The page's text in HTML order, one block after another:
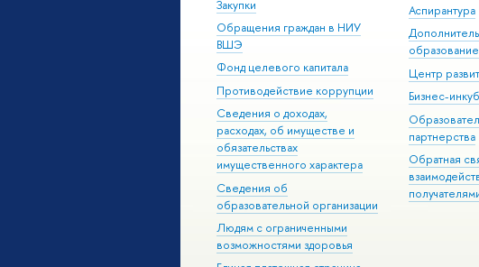
Закупки
Обращения граждан в НИУ
ВШЭ
Фонд целевого капитала
Противодействие коррупции
Сведения о доходах,
расходах, об имуществе и
обязательствах
имущественного характера
Сведения об
образовательной организации
Людям с ограниченными
возможностями здоровья
Аспирантура
образование
Центр
Бизнес-
партнерства
Обратная